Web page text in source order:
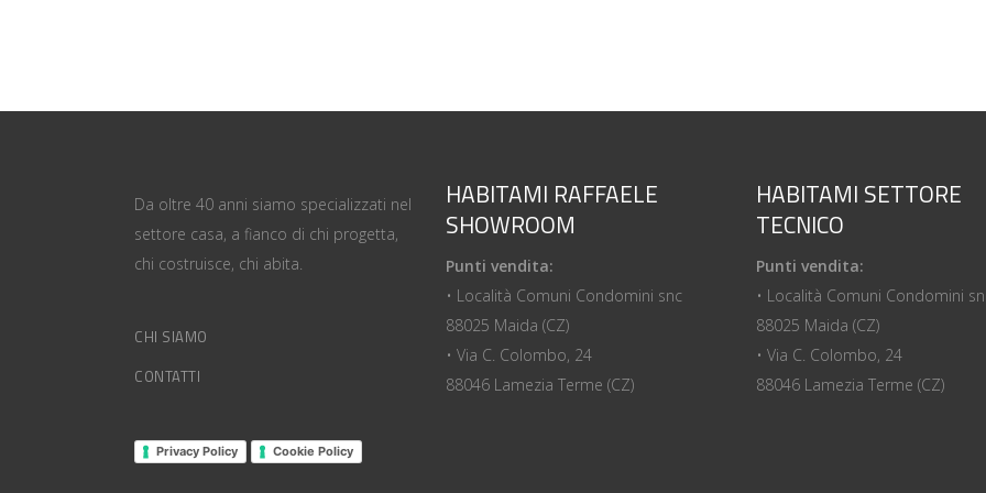
Da oltre 40 anni siamo specializzati nel
settore casa, a fianco di chi progetta,
chi costruisce, chi abita.
CHI SIAMO
CONTATTI
Privacy Policy Cookie Policy
HABITAMI RAFFAELE
SHOWROOM
Punti vendita:
• Località Comuni Condomini snc
88025 Maida (CZ)
• Via C. Colombo, 24
88046 Lamezia Terme (CZ)
HABITAMI SETTORE
TECNICO
Punti vendita:
• Località Comuni Condomini
88025 Maida (CZ)
• Via C. Colombo, 24
88046 Lamezia Terme (CZ)